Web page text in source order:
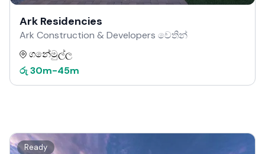
Ark Residencies
Ark Construction & Developers වෙතින්
ගනේමුල්ල
රු 30m-45m
Ready